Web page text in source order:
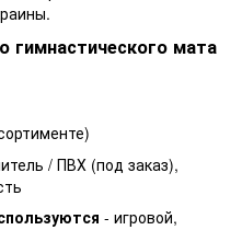
гимнастического мата
/ ПВХ (под заказ),
- игровой,